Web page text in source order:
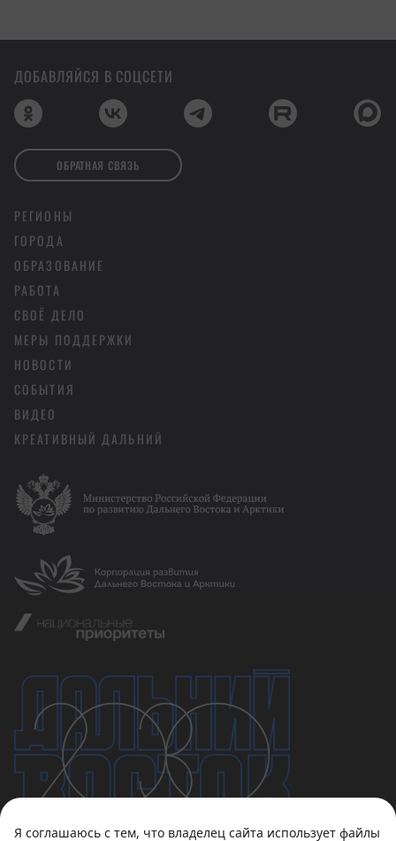
Я соглашаюсь с тем, что владелец сайта использует файлы
РЕГИОНЫ
ГОРОДА
ОБРАЗОВАНИЕ
РАБОТА
СВОЁ ДЕЛО
МЕРЫ ПОДДЕРЖКИ
НОВОСТИ
СОБЫТИЯ
ВИДЕО
КРЕАТИВНЫЙ ДАЛЬНИЙ
ДОБАВЛЯЙСЯ В СОЦСЕТИ
ОБРАТНАЯ СВЯЗЬ